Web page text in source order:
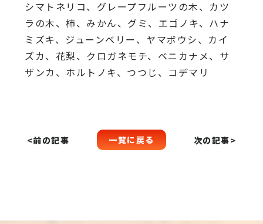
シマトネリコ、 グレープフルーツの木、カツ
ラの木、柿、みかん、グミ、 エゴノキ、ハナ
ミズキ、ジューンベリー、ヤマボウシ、カイ
ズカ、 花梨、クロガネモチ、ベニカナメ、サ
ザンカ、ホルトノキ、 つつじ、コデマリ
<前の記事 一覧に戻る 次の記事>